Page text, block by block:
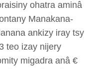
ohatra aminâ
Manakana-
ankizy iray tsy
teo izay nijery
migadra anâ €